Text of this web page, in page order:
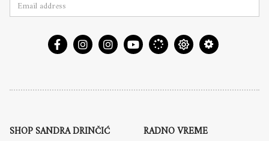
SHOP SANDRA DRINČIĆ RADNO VREME